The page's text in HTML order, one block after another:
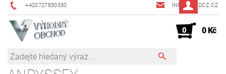
+420727830530 INFO@JMDCZ.CZ
0 0 Kč